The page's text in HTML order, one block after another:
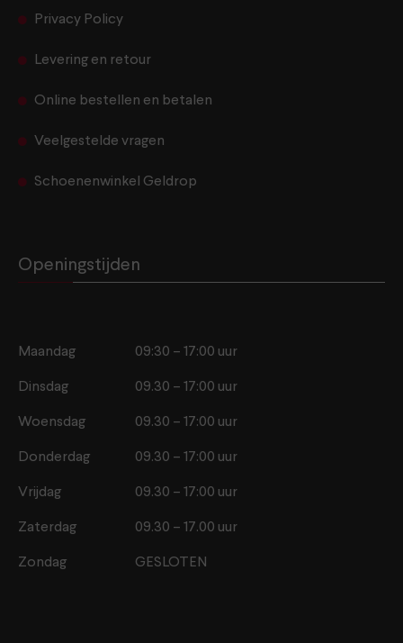
Privacy Policy
Levering en retour
Online bestellen en betalen
Veelgestelde vragen
Schoenenwinkel Geldrop
Openingstijden
Maandag 09:30 – 17:00 uur
Dinsdag 09.30 – 17:00 uur
Woensdag 09.30 – 17:00 uur
Donderdag 09.30 – 17:00 uur
Vrijdag 09.30 – 17:00 uur
Zaterdag 09.30 – 17.00 uur
Zondag GESLOTEN